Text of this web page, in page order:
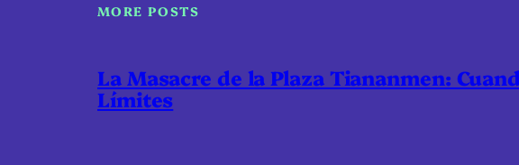
MORE POSTS
La Masacre de la Plaza Tiananmen:
Límites